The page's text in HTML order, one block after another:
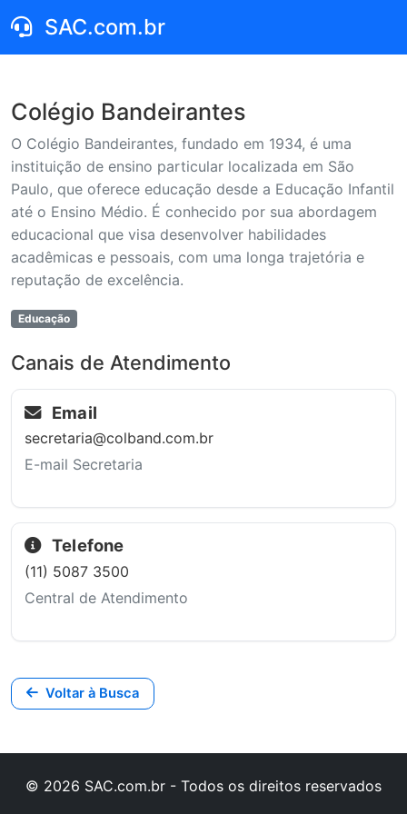
SAC.com.br
Colégio Bandeirantes
O Colégio Bandeirantes, fundado em 1934, é uma
instituição de ensino particular localizada em São
Paulo, que oferece educação desde a Educação Infantil
até o Ensino Médio. É conhecido por sua abordagem
educacional que visa desenvolver habilidades
acadêmicas e pessoais, com uma longa trajetória e
reputação de excelência.
Educação
Canais de Atendimento
Email
secretaria@colband.com.br
E-mail Secretaria
Telefone
(11) 5087 3500
Central de Atendimento
Voltar à Busca
© 2026 SAC.com.br - Todos os direitos reservados